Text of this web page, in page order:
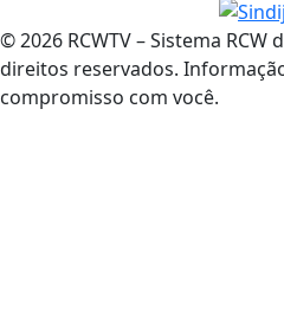
© 2026 RCWTV – Sistema RCW
direitos reservados.
compromisso com você.